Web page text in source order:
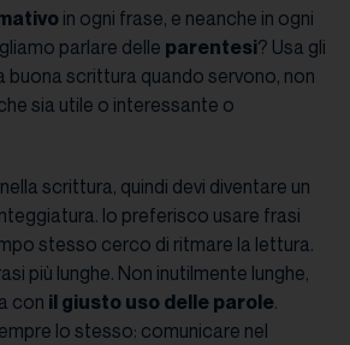
in ogni frase, e neanche in ogni
parlare delle parentesi? Usa gli
buona scrittura quando servono, non
sia utile o interessante o
scrittura, quindi devi diventare un
Io preferisco usare frasi
stesso cerco di ritmare la lettura.
più lunghe. Non inutilmente lunghe,
con il giusto uso delle parole.
lo stesso: comunicare nel